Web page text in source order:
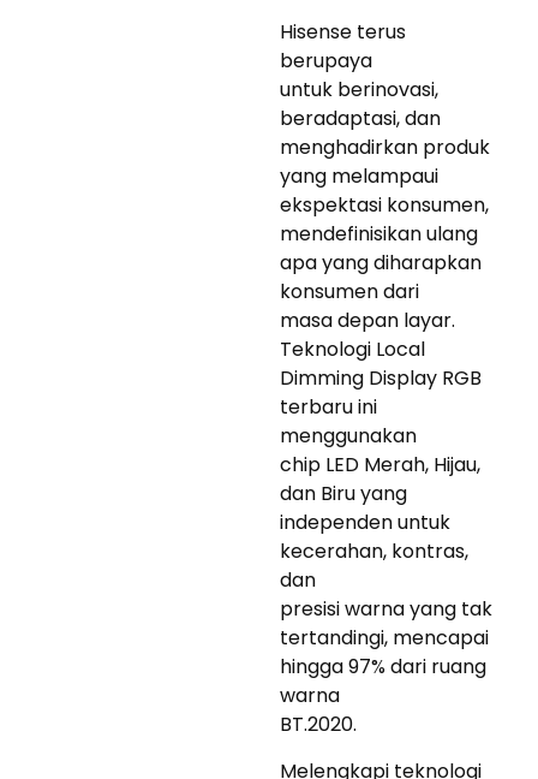
Hisense terus
berupaya
untuk berinovasi,
beradaptasi, dan
menghadirkan produk
yang melampaui
ekspektasi konsumen,
mendefinisikan ulang
apa yang diharapkan
konsumen dari
masa depan layar.
Teknologi Local
Dimming Display RGB
terbaru ini
menggunakan
chip LED Merah, Hijau,
dan Biru yang
independen untuk
kecerahan, kontras,
dan
presisi warna yang tak
tertandingi, mencapai
hingga 97% dari ruang
warna
BT.2020.
Melengkapi teknologi